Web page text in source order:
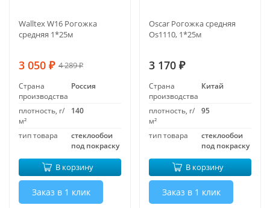
Walltex W16 Рогожка
средняя 1*25м
3 050 ₽ 4 289₽
Страна
производства
Россия
плотность, г/
м²
140
тип товара
стеклообои
под покраску
В корзину
Заказ в 1 клик
Oscar Рогожка средняя
Os1110, 1*25м
3 170 ₽
Страна
производства
Китай
плотность, г/
м²
95
тип товара
стеклообои
под покраску
В корзину
Заказ в 1 клик